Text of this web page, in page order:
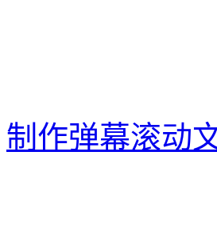
制作弹幕滚动